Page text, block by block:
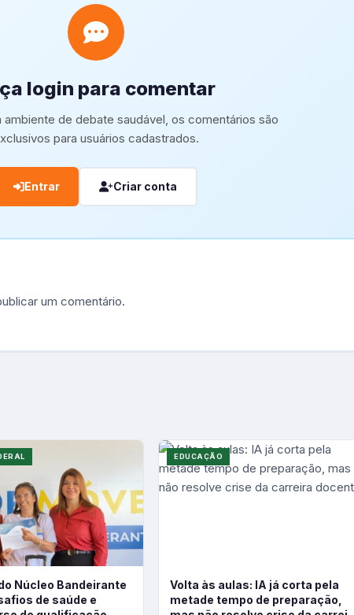
login para comentar
ambiente de debate saudável, os comentários são
para usuários cadastrados.
Entrar Criar conta
um comentário.
Núcleo Bandeirante
de saúde e
EDUCAÇÃO
Volta às aulas: IA já corta pela
metade tempo de preparação,